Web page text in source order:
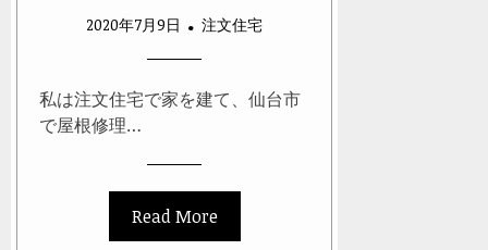
2020年7月9日 注文住宅
私は注文住宅で家を建て、仙台市
で屋根修理…
Read More